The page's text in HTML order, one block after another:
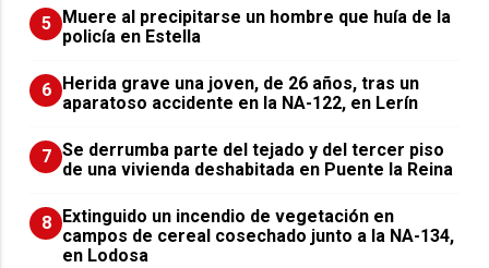
5
Muere al precipitarse un hombre que huía de la
policía en Estella
6
Herida grave una joven, de 26 años, tras un
aparatoso accidente en la NA-122, en Lerín
7 Se derrumba parte del tejado y del tercer piso
de una vivienda deshabitada en Puente la Reina
8
Extinguido un incendio de vegetación en
campos de cereal cosechado junto a la NA-134,
en Lodosa